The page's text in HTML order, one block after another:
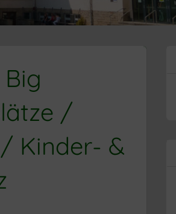
/
Kinder- &